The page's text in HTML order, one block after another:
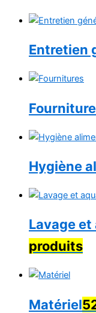
Entretien
Hygiène
Lavage
produits
Matériel